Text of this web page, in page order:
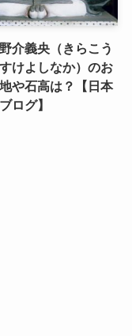
介義央（きらこう
けよしなか）のお
や石高は？【日本
ログ】